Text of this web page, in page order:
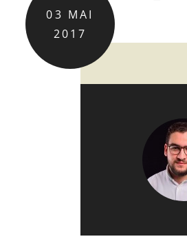
03 MAI
2017